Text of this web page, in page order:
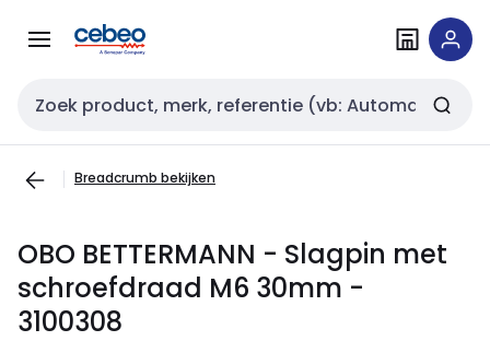
naar
naar
Zoekveld invoer
Breadcrumb bekijken
OBO BETTERMANN - Slagpin met
schroefdraad M6 30mm -
3100308